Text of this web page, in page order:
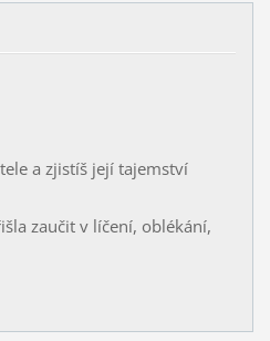
a zjistíš její tajemství
zaučit v líčení, oblékání,